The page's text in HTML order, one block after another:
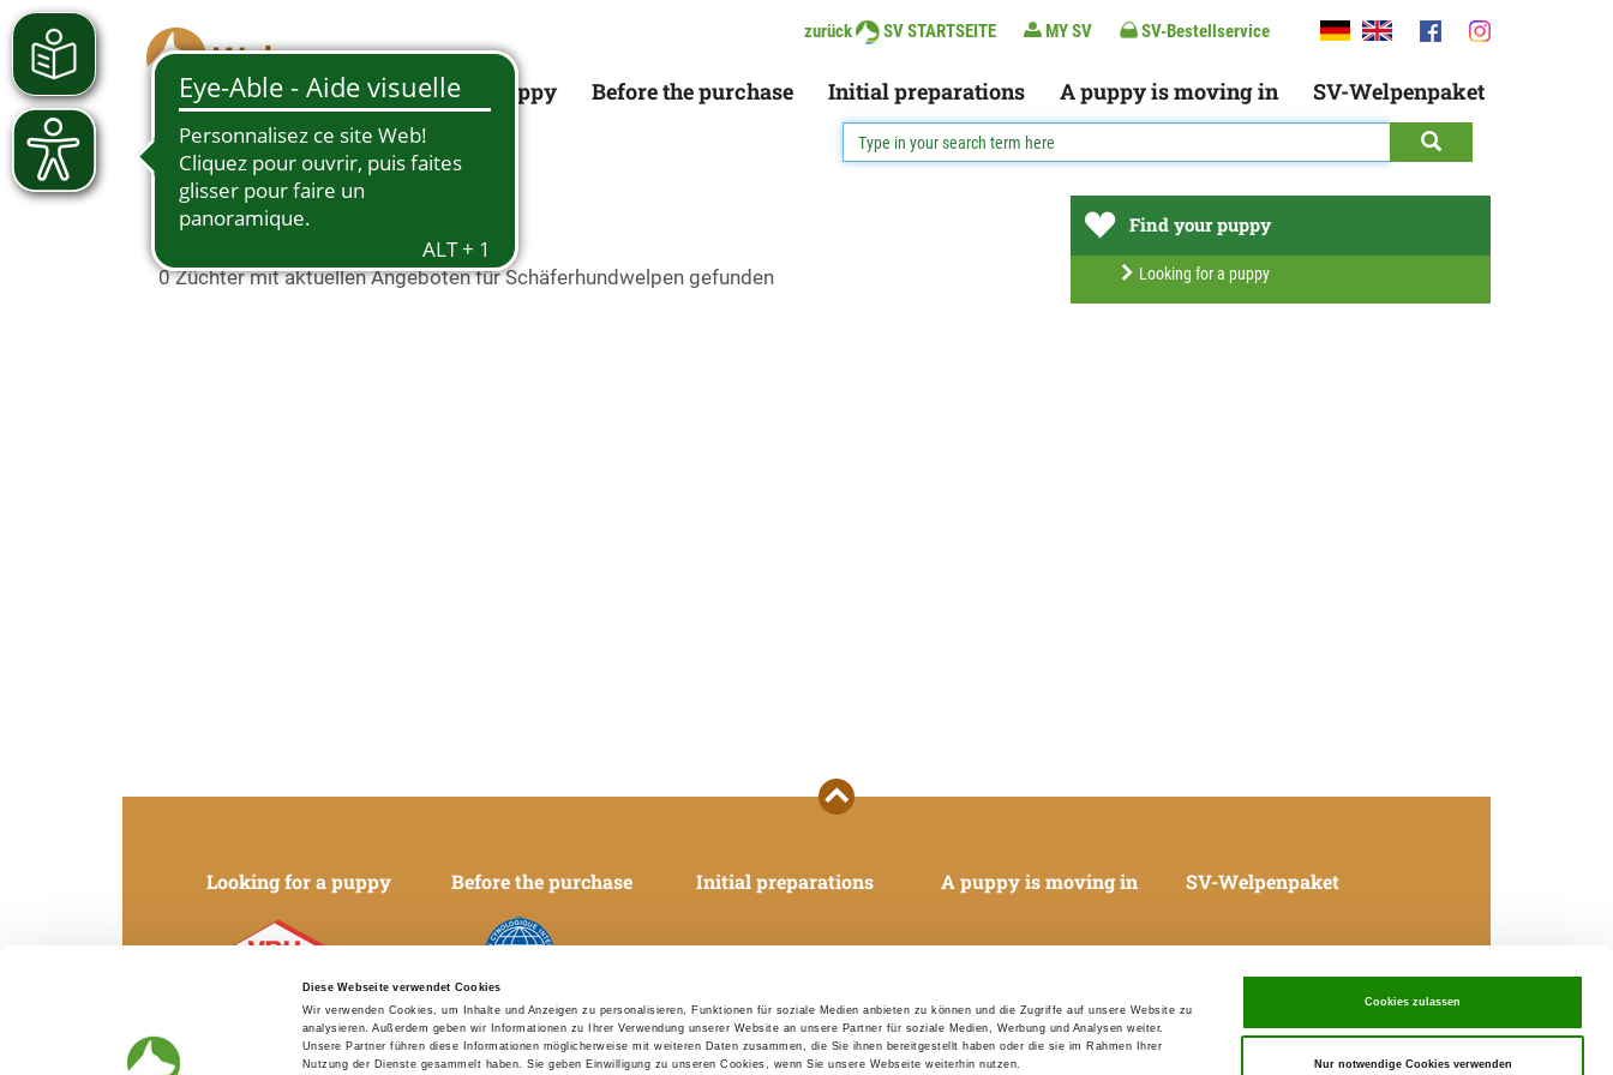
Diese Webseite verwendet Cookies
Wir verwenden Cookies, um Inhalte und Anzeigen zu personalisieren, Funktionen für soziale Medien anbieten zu können und die Zugriffe auf unsere Website zu
analysieren. Außerdem geben wir Informationen zu Ihrer Verwendung unserer Website an unsere Partner für soziale Medien, Werbung und Analysen weiter.
Unsere Partner führen diese Informationen möglicherweise mit weiteren Daten zusammen, die Sie ihnen bereitgestellt haben oder die sie im Rahmen Ihrer
Nutzung der Dienste gesammelt haben. Sie geben Einwilligung zu unseren Cookies, wenn Sie unsere Webseite weiterhin nutzen.
Cookies zulassen
Nur notwendige Cookies verwenden
zurück SV STARTSEITE MY SV SV-Bestellservice
Looking for a puppy Before the purchase Initial preparations A puppy is moving in SV-Welpenpaket
Schäferhundwelpen in
0 Züchter mit aktuellen Angeboten für Schäferhundwelpen gefunden
Find your puppy
Looking for a puppy
Looking for a puppy Before the purchase Initial preparations A puppy is moving in SV-Welpenpaket
Verband für das
Deutsche Hundewesen
Internationale
07.08.2026 00:18 Uhr